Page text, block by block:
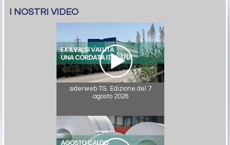
I NOSTRI VIDEO
siderweb TG. Edizione del 7
agosto 2026